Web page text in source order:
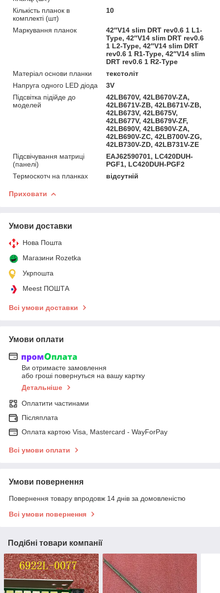
Кількість планок в
комплекті (шт)
10
Маркування планок
42″V14 slim DRT rev0.6 1 L1-
Type, 42″V14 slim DRT rev0.6
1 L2-Type, 42″V14 slim DRT
rev0.6 1 R1-Type, 42″V14 slim
DRT rev0.6 1 R2-Type
Матеріал основи планки
текстоліт
Напруга одного LED діода
3V
Підсвітка підійде до
моделей
42LB670V, 42LB670V-ZA,
42LB671V-ZB, 42LB671V-ZB,
42LB673V, 42LB675V,
42LB677V, 42LB679V-ZF,
42LB690V, 42LB690V-ZA,
42LB690V-ZC, 42LB700V-ZG,
42LB730V-ZD, 42LB731V-ZE
Підсвічування матриці
(панелі)
EAJ62590701, LC420DUH-
PGF1, LC420DUH-PGF2
Термоскотч на планках
відсутній
Приховати
Умови доставки
Нова Пошта
Магазини Rozetka
Укрпошта
Meest ПОШТА
Всі умови доставки
Умови оплати
Ви отримаєте замовлення
або гроші повернуться на вашу картку
Детальніше
Оплатити частинами
Післяплата
Оплата картою Visa, Mastercard - WayForPay
Всі умови оплати
Умови повернення
Повернення товару впродовж 14 днів за домовленістю
Всі умови повернення
Подібні товари компанії